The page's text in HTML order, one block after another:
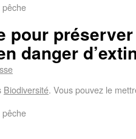
pour
danger
Biodiversité. Vous pouvez le